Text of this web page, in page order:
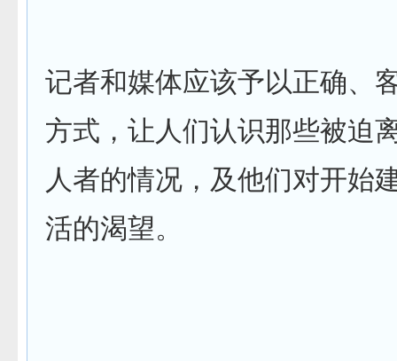
记者和媒体应该予以正确、
方式，让人们认识那些被迫
人者的情况，及他们对开始
活的渴望。